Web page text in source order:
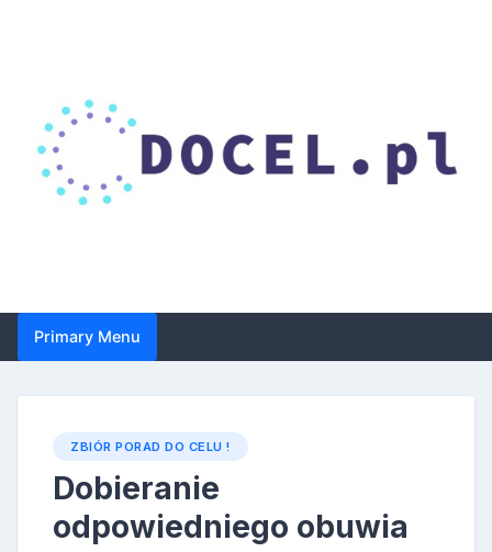
Droga do celu – zbiór
porad dotyczących
zdrowia
Primary Menu
ZBIÓR PORAD DO CELU !
Dobieranie
odpowiedniego obuwia